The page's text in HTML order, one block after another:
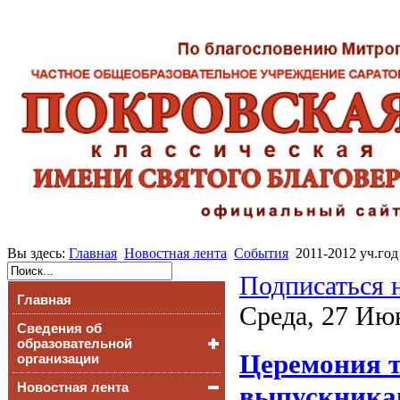
Вы здесь: Главная Новостная лента События 2011-2012 уч.год
Главная
Сведения об
образовательной
организации
Основные сведения
Новостная лента
Подписаться
Среда, 27
Церемония